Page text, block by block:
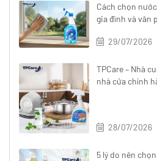
Cách chọn
gia đình và văn
29/07/2026
TPCare – Nhà
nhà cửa chính
28/07/2026
5 lý do nên